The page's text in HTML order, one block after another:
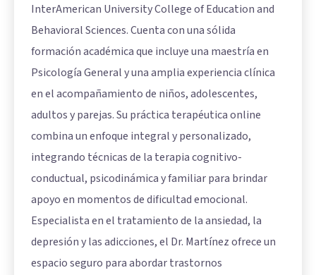
InterAmerican University College of Education and
Behavioral Sciences. Cuenta con una sólida
formación académica que incluye una maestría en
Psicología General y una amplia experiencia clínica
en el acompañamiento de niños, adolescentes,
adultos y parejas. Su práctica terapéutica online
combina un enfoque integral y personalizado,
integrando técnicas de la terapia cognitivo-
conductual, psicodinámica y familiar para brindar
apoyo en momentos de dificultad emocional.
Especialista en el tratamiento de la ansiedad, la
depresión y las adicciones, el Dr. Martínez ofrece un
espacio seguro para abordar trastornos